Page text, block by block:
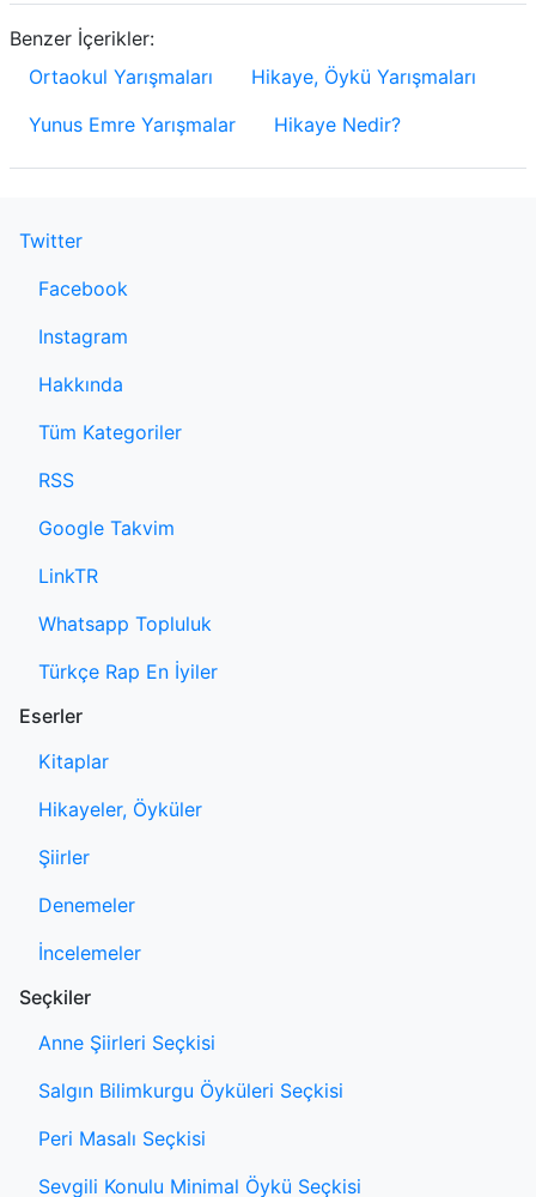
Benzer İçerikler:
Ortaokul Yarışmaları
Hikaye, Öykü Yarışmaları
Yunus Emre Yarışmalar
Hikaye Nedir?
Twitter
Facebook
Instagram
Hakkında
Tüm Kategoriler
RSS
Google Takvim
LinkTR
Whatsapp Topluluk
Türkçe Rap En İyiler
Eserler
Kitaplar
Hikayeler, Öyküler
Şiirler
Denemeler
İncelemeler
Seçkiler
Anne Şiirleri Seçkisi
Salgın Bilimkurgu Öyküleri Seçkisi
Peri Masalı Seçkisi
Sevgili Konulu Minimal Öykü Seçkisi